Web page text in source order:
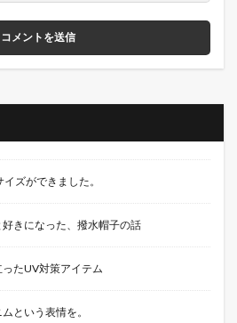
ズができました。
きになった、撥水帽子の話
たUV対策アイテム
という表情を。